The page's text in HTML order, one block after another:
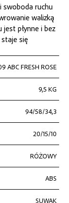
swoboda ruchu
walizką
płynne i bez
się
ABC FRESH ROSE
9,5 KG
94/58/34,3
20/15/10
RÓŻOWY
ABS
SUWAK